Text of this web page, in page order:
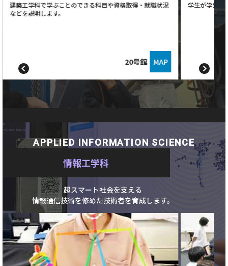
建築工学科で学ぶことのできる科目や資格取得・就職状況
などを説明します。
20号館 MAP
学生が学生生
APPLIED INFORMATION SCIENCE
情報工学科
超スマート社会を支える
情報通信技術を修めた技術者を育成します。